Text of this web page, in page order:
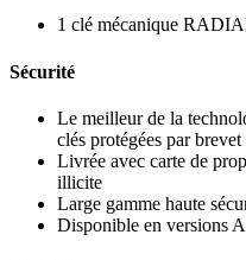
1 clé mécanique
Sécurité
Le meilleur de la
clés protégées par
Livrée avec carte de
illicite
Large gamme haute
Disponible en versions